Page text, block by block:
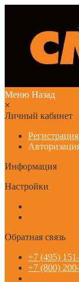
Меню Назад
×
Личный кабинет
Регистрация
Информация
Настройки
Обратная связь
+7 (495)
+7 (800)